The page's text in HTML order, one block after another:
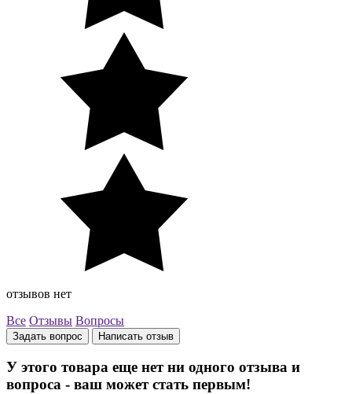
отзывов нет
Все Отзывы Вопросы
Задать вопрос Написать отзыв
У этого товара еще нет ни одного отзыва и
вопроса - ваш может стать первым!